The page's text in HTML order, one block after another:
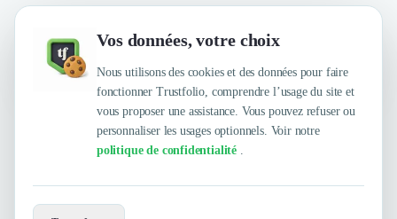
Vos données, votre choix
Nous utilisons des cookies et des données pour faire
fonctionner Trustfolio, comprendre l’usage du site et
vous proposer une assistance. Vous pouvez refuser ou
personnaliser les usages optionnels. Voir notre
politique de confidentialité .
Quelles sont les principales qualités que leur
reconnaissent leurs clients ?
Trustfolio a authentifié les feedbacks suivants : Bon
conseil en amont, Bon suivi du projet, Dossier monté